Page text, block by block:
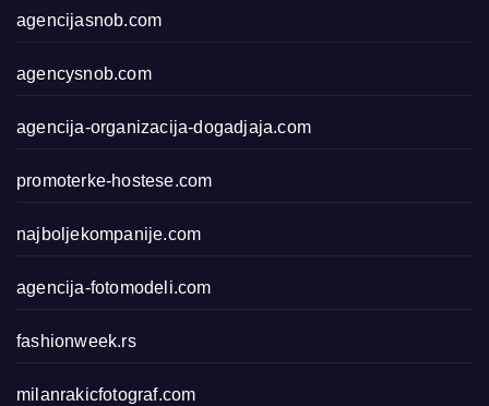
agencijasnob.com
agencysnob.com
agencija-organizacija-dogadjaja.com
promoterke-hostese.com
najboljekompanije.com
agencija-fotomodeli.com
fashionweek.rs
milanrakicfotograf.com